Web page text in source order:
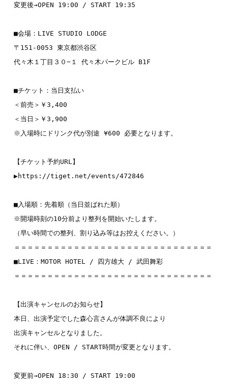
変更後→OPEN 19:00 / START 19:35
■会場：LIVE STUDIO LODGE
〒151-0053 東京都渋谷区
代々木１丁目３０−１ 代々木パークビル B1F
■チケット：当日支払い
＜前売＞￥3,400
＜当日＞￥3,900
※入場時にドリンク代が別途 ¥600 必要となります。
【チケット予約URL】
▶https://tiget.net/events/472846
■入場順：先着順（当日並ばれた順）
※開場時刻の10分前より整列を開始いたします。
（早い時間での整列、割り込み等はお控えください。）
＝＝＝＝＝＝＝＝＝＝＝＝＝＝＝＝＝＝＝＝＝＝＝＝＝＝＝＝＝＝
■LIVE： MOTOR HOTEL / 四方雄大 / 武田舞彩
＝＝＝＝＝＝＝＝＝＝＝＝＝＝＝＝＝＝＝＝＝＝＝＝＝＝＝＝＝＝
【出演キャンセルのお知らせ】
本日、出演予定でした森心言さんが体調不良により
出演キャンセルとなりました。
それに伴い、OPEN / START時間が変更となります。
変更前→OPEN 18:30 / START 19:00